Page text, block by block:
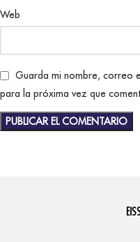
Web
Guarda mi nombre, correo
para la próxima vez que